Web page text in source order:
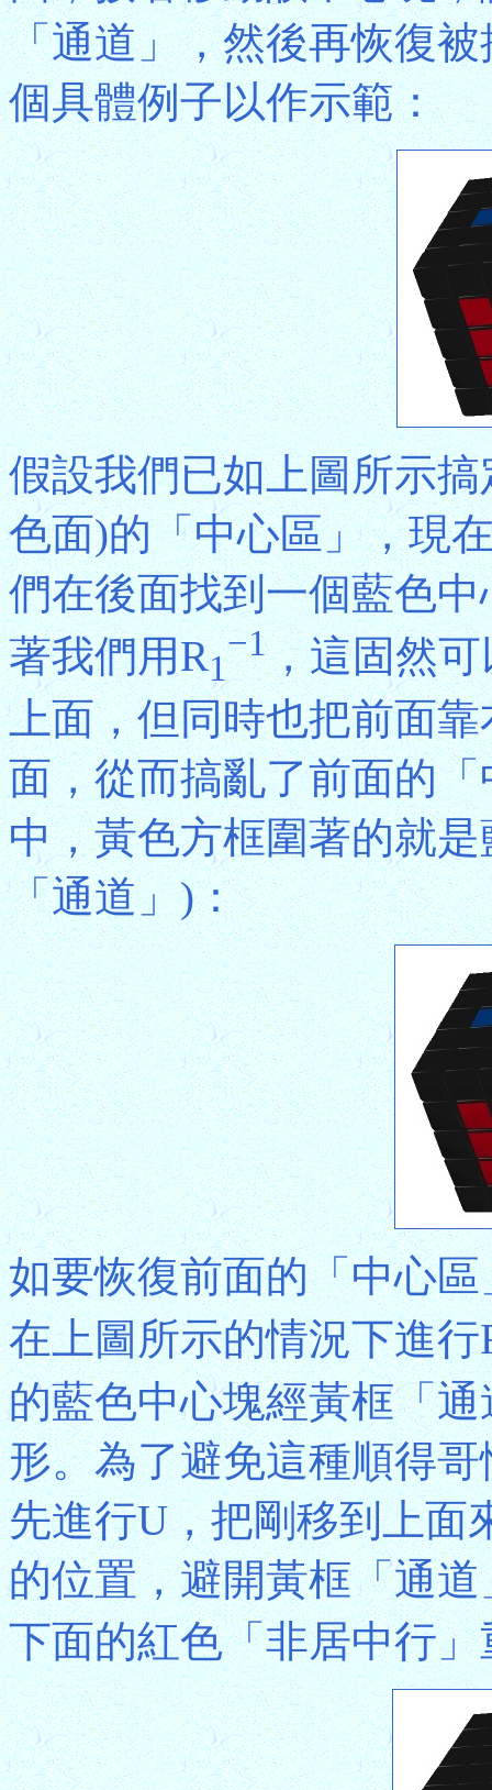
「通道」，然後再恢復
個具體例子以作示範：
假設我們已如上圖所示
色面)的「中心區」，現
們在後面找到一個藍色
著我們用R1
−1，這固然
上面，但同時也把前面
面，從而搞亂了前面的
中，黃色方框圍著的就
「通道」)：
如要恢復前面的「中心
在上圖所示的情況下進行
的藍色中心塊經黃框「
形。為了避免這種順得
先進行U，把剛移到上面
的位置，避開黃框「通
下面的紅色「非居中行